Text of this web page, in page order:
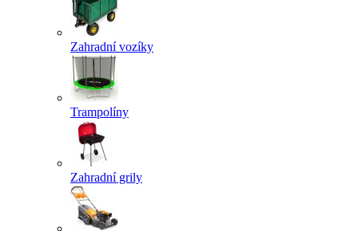
Zahradní vozíky
Trampolíny
Zahradní grily